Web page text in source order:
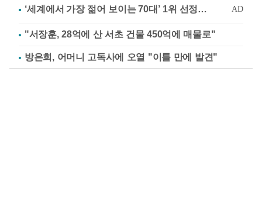
"서장훈, 28억에 산 서초 건물 450억에 매물로"
방은희, 어머니 고독사에 오열 "이틀 만에 발견"